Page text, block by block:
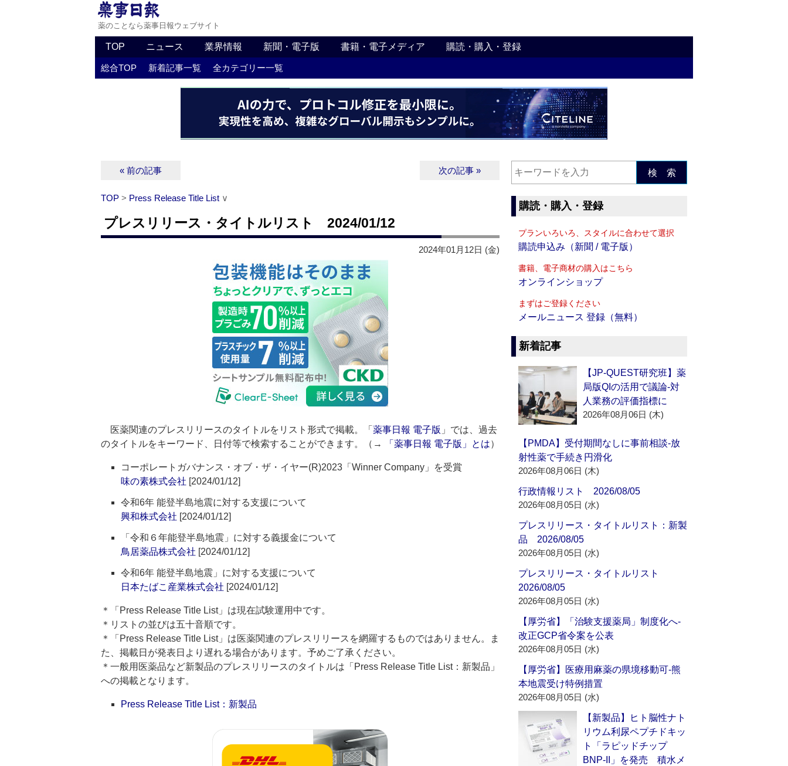
薬のことなら薬事日報ウェブサイト
TOP ニュース 業界情報 新聞・電子版 書籍・電子メディア 購読・購入・登録
総合TOP 新着記事一覧 全カテゴリー一覧
« 前の記事 次の記事 »
TOP > Press Release Title List ∨
プレスリリース・タイトルリスト 2024/01/12
2024年01月12日 (金)
医薬関連のプレスリリースのタイトルをリスト形式で掲載。「 薬事日報 電子版 」では、過去
のタイトルをキーワード、日付等で検索することができます。（→
「薬事日報 電子版」とは）
コーポレートガバナンス・オブ・ザ・イヤー(R)2023「Winner Company」を受賞
味の素株式会社 [2024/01/12]
令和6年 能登半島地震に対する支援について
興和株式会社 [2024/01/12]
「令和６年能登半島地震」に対する義援金について
鳥居薬品株式会社 [2024/01/12]
令和6年 能登半島地震」に対する支援について
日本たばこ産業株式会社 [2024/01/12]
＊「Press Release Title List」は現在試験運用中です。
＊リストの並びは五十音順です。
＊「Press Release Title List」は医薬関連のプレスリリースを網羅するものではありません。ま
た、掲載日が発表日より遅れる場合があります。予めご了承ください。
＊一般用医薬品など新製品のプレスリリースのタイトルは「Press Release Title List：新製品」
への掲載となります。
Press Release Title List：新製品
検 索
購読・購入・登録
プランいろいろ、スタイルに合わせて選択
購読申込み（新聞 / 電子版）
書籍、電子商材の購入はこちら
オンラインショップ
まずはご登録ください
メールニュース 登録（無料）
新着記事
【JP-QUEST研究班】薬
局版QIの活用で議論‐対
人業務の評価指標に
2026年08月06日 (木)
【PMDA】受付期間なしに事前相談‐放
射性薬で手続き円滑化
2026年08月06日 (木)
行政情報リスト 2026/08/05
2026年08月05日 (水)
プレスリリース・タイトルリスト：新製
品 2026/08/05
2026年08月05日 (水)
プレスリリース・タイトルリスト
2026/08/05
2026年08月05日 (水)
【厚労省】「治験支援薬局」制度化へ‐
改正GCP省令案を公表
2026年08月05日 (水)
【厚労省】医療用麻薬の県境移動可‐熊
本地震受け特例措置
2026年08月05日 (水)
【新製品】ヒト脳性ナト
リウム利尿ペプチドキッ
ト「ラピッドチップ
BNP-II」を発売 積水メ